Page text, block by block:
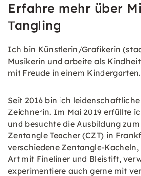
Erfahre mehr über
Tangling
Ich bin Künstlerin/Grafikerin
Musikerin und arbeite als
mit Freude in einem Kindergarten.
Seit 2016 bin ich
Zeichnerin. Im Mai 2019 erfüllte
und besuchte die Ausbildung
Zentangle Teacher (CZT) in
verschiedene Zentangle-
Art mit Fineliner und Bleistift,
experimentiere auch gerne mit